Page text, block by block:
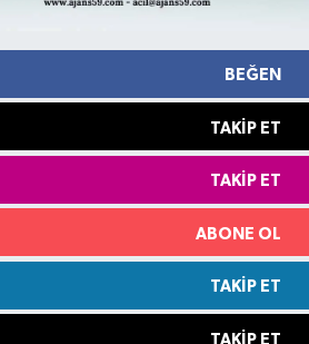
BEĞEN
TAKIP ET
TAKIP ET
ABONE OL
TAKIP ET
TAKIP ET